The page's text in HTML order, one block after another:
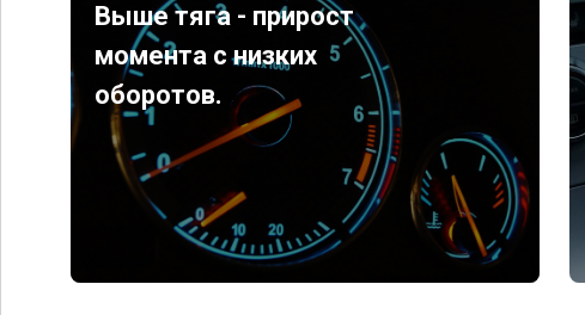
Выше тяга - прирост
момента с низких
оборотов.